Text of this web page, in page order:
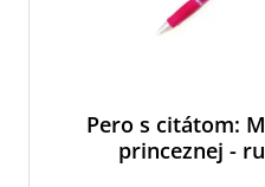
Pero s citátom:
princeznej -